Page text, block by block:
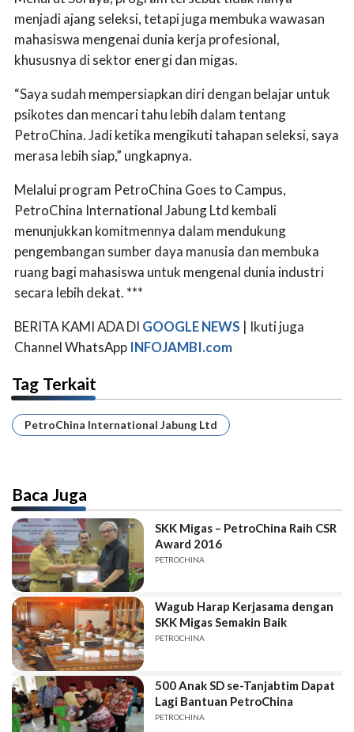
menjadi ajang seleksi, tetapi juga membuka wawasan
mahasiswa mengenai dunia kerja profesional,
khususnya di sektor energi dan migas.
“Saya sudah mempersiapkan diri dengan belajar untuk
psikotes dan mencari tahu lebih dalam tentang
PetroChina. Jadi ketika mengikuti tahapan seleksi, saya
merasa lebih siap,” ungkapnya.
Melalui program PetroChina Goes to Campus,
PetroChina International Jabung Ltd kembali
menunjukkan komitmennya dalam mendukung
pengembangan sumber daya manusia dan membuka
ruang bagi mahasiswa untuk mengenal dunia industri
secara lebih dekat. ***
BERITA KAMI ADA DI GOOGLE NEWS | Ikuti juga
Channel WhatsApp INFOJAMBI.com
Tag Terkait
PetroChina International Jabung Ltd
Baca Juga
SKK Migas – PetroChina Raih CSR
Award 2016
PETROCHINA
Wagub Harap Kerjasama dengan
SKK Migas Semakin Baik
PETROCHINA
500 Anak SD se-Tanjabtim Dapat
Lagi Bantuan PetroChina
PETROCHINA